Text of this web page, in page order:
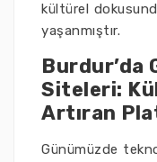
kültürel
yaşanmıştır.
Burdur’da
Siteleri:
Artıran
Günümüzde